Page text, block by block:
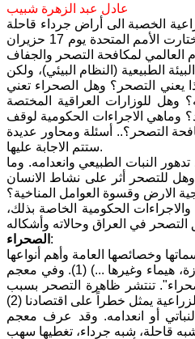
عادل عبد الزهرة شبيب
الخصبة الى أراض جرداء قاحلة
وما يترتب على ذلك من تداعيات عديدة تمس حياة الانسان واقتصاد البلاد. ولأهمية وخطورة موضوع التصحر، فقد اختارت الأمم المتحدة يوم 17 حزيران
الطبيعية (النظام البيئي)، ولكن
يعني التصحر؟ وهل الصحراء تعني
للوزارات العراقية المختصة
وماهي الاجراءات الحكومية لوقف
التصحر؟.. أسئلة ومحاور عديدة
ستتم الاجابة عليها.
النبات الطبيعي وانعدامه. وما
وهل للتصحر أثر على نشاط الانسان
الارض وقسوة العوامل المناخية؟
الحكومية الخاصة بذلك،
الصحراء :
لقد وضع العرب نحواً من أربعين اسماً للصحراء منها: (بادية، برية، بيداء، سبسب، عراء، فـدفد، فلاة، فيفاء، قفر، مفازة، هيماء وغيرها ...) (1). وفي معجم
تنتشر ظاهرة التصحر بسبب
أو انعدامه. وقد عرف معجم
شبه قاحلة، شبه جرداء، تغطيها سهب